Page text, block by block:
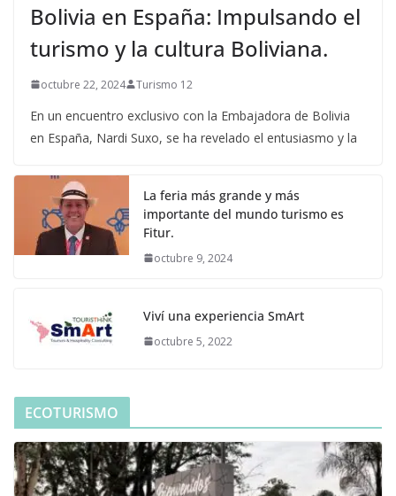
Bolivia en España: Impulsando el
turismo y la cultura Boliviana.
octubre 22, 2024 Turismo 12
En un encuentro exclusivo con la Embajadora de Bolivia
en España, Nardi Suxo, se ha revelado el entusiasmo y la
La feria más grande y más
importante del mundo turismo es
Fitur.
octubre 9, 2024
Viví una experiencia SmArt
octubre 5, 2022
ECOTURISMO